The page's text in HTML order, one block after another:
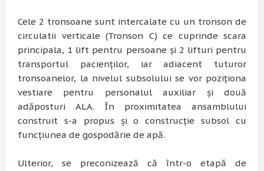
Cele 2 tronsoane sunt intercalate cu un tronson de
circulatii verticale (Tronson C) ce cuprinde scara
principala, 1 lift pentru persoane și 2 lifturi pentru
transportul pacienților, iar adiacent tuturor
tronsoanelor, la nivelul subsolului se vor poziționa
vestiare pentru personalul auxiliar și două
adăposturi ALA. În proximitatea ansamblului
construit s-a propus și o construcție subsol cu
funcțiunea de gospodărie de apă.
Ulterior, se preconizează că într-o etapă de